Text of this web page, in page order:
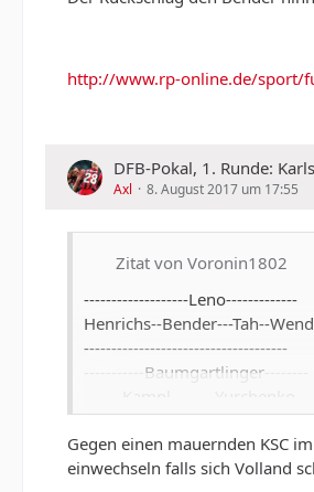
http://www.rp-online.de/sport/
DFB-Pokal, 1. Runde:
Axl 8. August 2017 um 17:55
Zitat von Voronin1802
-------------------Leno-------------
Henrichs--Bender---Tah--
-------------------------------------
-----------Baumgartlinger--------
---------------------------------------
Bellarabi---------------------Bailey
---------------Volland------------
Gegen einen mauernden KSC
einwechseln falls sich Volland